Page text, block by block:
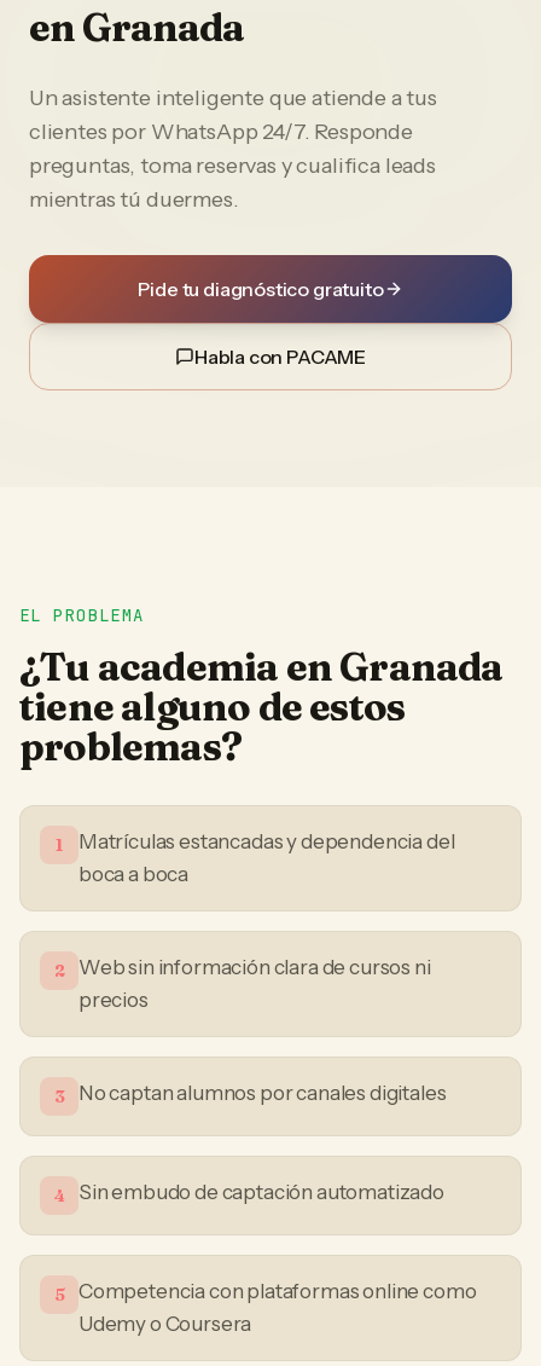
enGranada
Un asistente inteligente que atiende a tus
clientes por WhatsApp 24/7. Responde
preguntas, toma reservas y cualifica leads
mientras tú duermes.
Pide tu diagnóstico gratuito
Habla con PACAME
EL PROBLEMA
¿Tu academia enGranada
tiene alguno de estos
problemas?
1
Matrículas estancadas y dependencia del
boca a boca
2
Web sin información clara de cursos ni
precios
3 No captan alumnos por canales digitales
4 Sin embudo de captación automatizado
5
Competencia con plataformas online como
Udemy o Coursera